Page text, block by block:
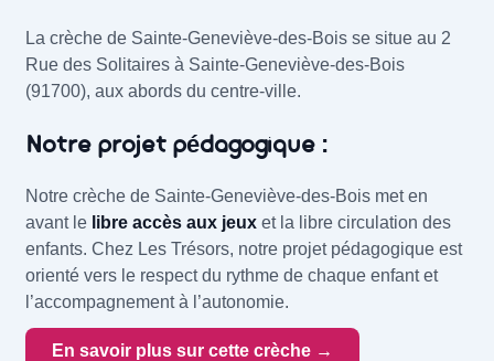
La crèche de Sainte-Geneviève-des-Bois se situe au 2
Rue des Solitaires à Sainte-Geneviève-des-Bois
(91700), aux abords du centre-ville.
Notre projet pédagogique :
Notre crèche de Sainte-Geneviève-des-Bois met en
avant le libre accès aux jeuxet la libre circulation des
enfants. Chez Les Trésors, notre projet pédagogique est
orienté vers le respect du rythme de chaque enfant et
l’accompagnement à l’autonomie.
En savoir plus sur cette crèche →